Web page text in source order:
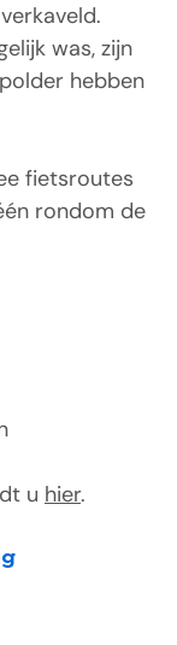
was, zijn
hebben
fietsroutes
rondom de
u hier.